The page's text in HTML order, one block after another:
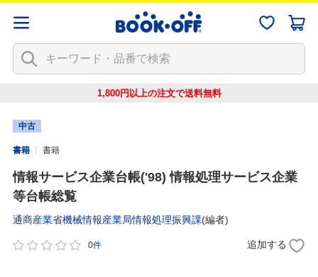
1,800円以上の注文で送料無料
中古
書籍 書籍
情報サービス企業台帳('98) 情報処理サービス企業
等台帳総覧
通商産業省機械情報産業局情報処理振興課(編者)
0件 追加する